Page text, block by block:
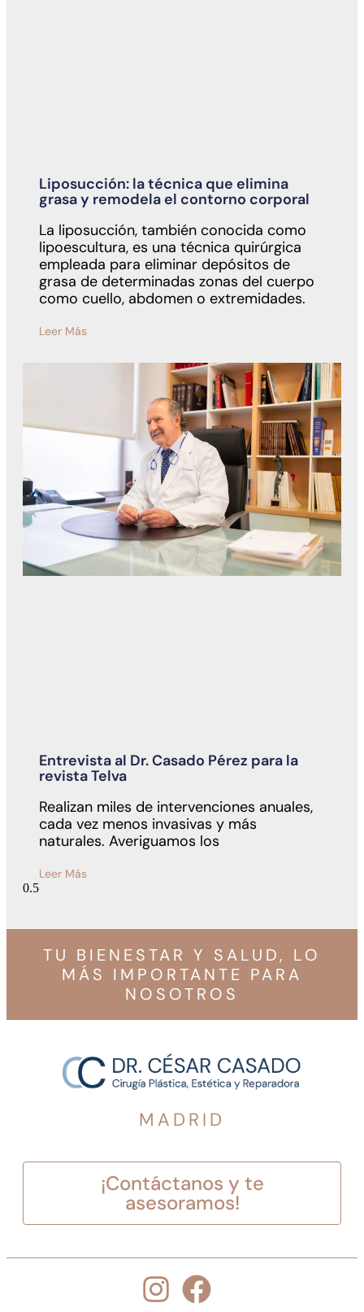
Liposucción: la técnica que elimina
grasa y remodela el contorno corporal
La liposucción, también conocida como
lipoescultura, es una técnica quirúrgica
empleada para eliminar depósitos de
grasa de determinadas zonas del cuerpo
como cuello, abdomen o extremidades.
Leer Más
Entrevista al Dr. Casado Pérez para la
revista Telva
Realizan miles de intervenciones anuales,
cada vez menos invasivas y más
naturales. Averiguamos los
Leer Más
TU BIENESTAR Y SALUD, LO
MÁS IMPORTANTE PARA
NOSOTROS
MADRID
¡Contáctanos y te
asesoramos!